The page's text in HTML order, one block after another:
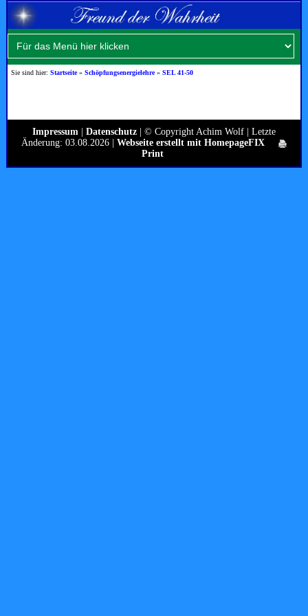
Sie sind hier:Startseite»Schöpfungsenergielehre»SEL 41-50
Impressum Datenschutz | © Copyright Achim Wolf | Letzte
Änderung: 03.08.2026 | Webseite erstellt mit HomepageFIX
Print